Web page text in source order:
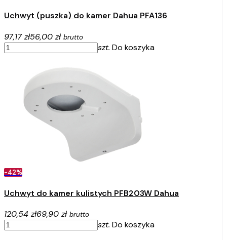
Uchwyt (puszka) do kamer Dahua PFA136
97,17 zł56,00 zł brutto
szt. Do koszyka
-42%
Uchwyt do kamer kulistych PFB203W Dahua
120,54 zł69,90 zł brutto
szt. Do koszyka